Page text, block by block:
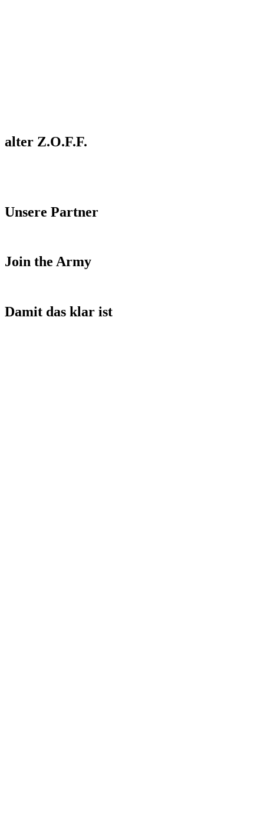
alter Z.O.F.F.
Unsere Partner
Join the Army
Damit das klar ist